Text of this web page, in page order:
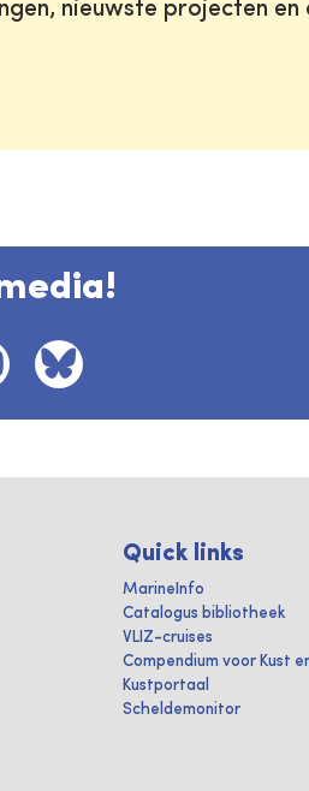
nieuwste projecten en
Quick links
MarineInfo
Catalogus bibliotheek
VLIZ-cruises
Compendium voor Kust
Kustportaal
Scheldemonitor